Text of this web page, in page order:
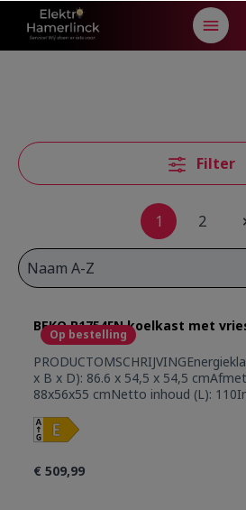
content
Filter
1 2
Op bestelling
BEKO B1754FN koelkast met
x B x D): 86.6 x 54,5 x 54,5
88x56x55 cmNetto inhoud (L):
2Autonomie (u): 8Verstelbare
3Groentenladen: 1Active seal
deurBinnenverlichting: LED
€ 509,99